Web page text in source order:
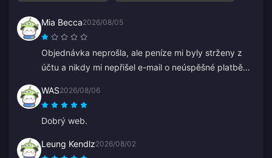
Mia Becca2026/08/05
Objednávka neprošla, ale peníze mi byly strženy z
účtu a nikdy mi nepřišel e-mail o neúspěšné platbě
myslím, že to byl bot, protože najednou začal mluvit
čínsky.
WAS2026/08/06
Dobrý web.
Leung Kendlz2026/08/02